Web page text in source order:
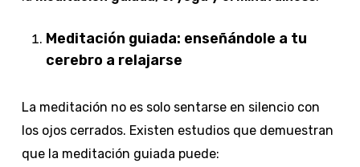
Meditación guiada: enseñándole a tu
cerebro a relajarse
La meditación no es solo sentarse en silencio con
los ojos cerrados. Existen estudios que demuestran
que la meditación guiada puede: